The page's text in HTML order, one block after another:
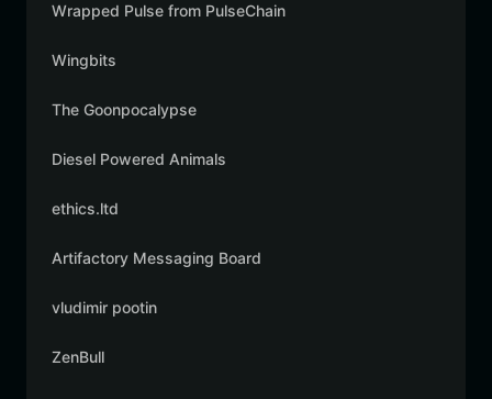
Wrapped Pulse from PulseChain
Wingbits
The Goonpocalypse
Diesel Powered Animals
ethics.ltd
Artifactory Messaging Board
vludimir pootin
ZenBull